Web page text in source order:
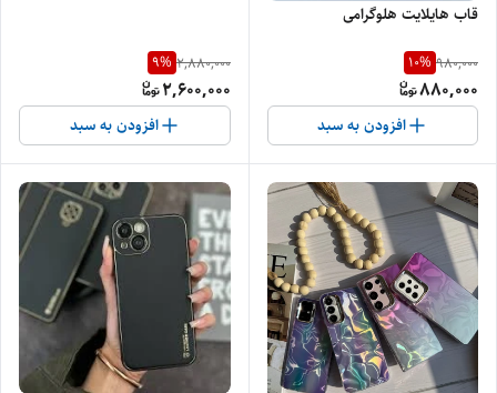
قاب هایلایت هلوگرامی
980,000
10%
880,000
افزودن به سبد
2,880,000
9%
2,600,000
افزودن به سبد